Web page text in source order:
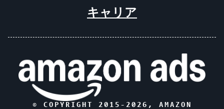
キャリア
© COPYRIGHT 2015- 2026 , AMAZON